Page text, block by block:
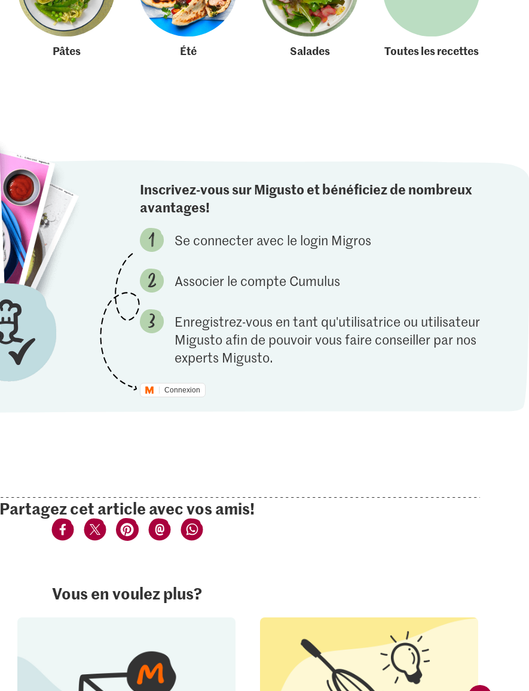
Pâtes Été Salades Toutes les recettes
Inscrivez-vous sur Migusto et bénéficiez de nombreux
avantages!
Se connecter avec le login Migros
Associer le compte Cumulus
Enregistrez-vous en tant qu'utilisatrice ou utilisateur
Migusto afin de pouvoir vous faire conseiller par nos
experts Migusto.
Connexion
Partagez cet article avec vos amis!
Vous en voulez plus?